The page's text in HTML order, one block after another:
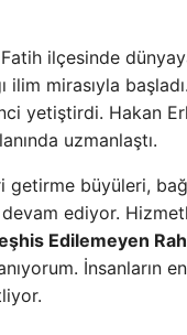
Fatih ilçesinde
ilim mirasıyla
yetiştirdi. Hakan
uzmanlaştı.
getirme büyüleri,
ediyor.
Edilemeyen
İnsanların